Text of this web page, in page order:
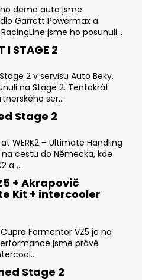
demo auta jsme
Garrett Powermax a
jsme ho posunuli...
I STAGE 2
2 v servisu Auto Beky.
na Stage 2. Tentokrát
ser...
Stage 2
WERK2 – Ultimate Handling
cestu do Německa, kde
a ...
+ Akrapovič
Kit + intercooler
Formentor VZ5 je na
jsme právě
Stage 2